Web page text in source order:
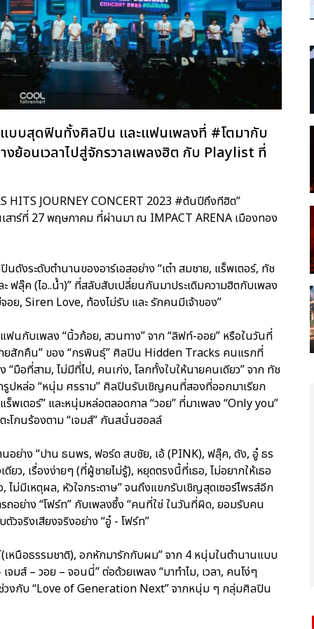
บบสุดฟินทั้งศิลปิน และแฟนเพลงที่ #โตมากับ
งย้อนเวลาไปสู่จักรวาลเพลงฮิต กับ Playlist ที่
JOURNEY CONCERT 2023 #ต้นปีถึงทีฮิต”
สาร์ที่ 27 พฤษภาคม ที่ผ่านมา ณ IMPACT ARENA เมืองทอง
งระดับตำนานของอาร์เอสอย่าง “เต๋า สมชาย, แร็พเตอร์, ทัช
ลุ๊ค (ไอ..น้ำ)” ที่สลับสับเปลี่ยนกันมาประเดิมความฮิตกับเพลง
ย, Siren Love, ท้องไม่รับ และ รักคนมีเจ้าของ”
นกับเพลง “นิ้วก้อย, สวนทาง” จาก “ลิฟท์-ออย” หรือในวันที่
ยสักคืน” ของ “กรพินธุ์” ศิลปิน Hidden Tracks คนแรกที่
“มือที่สาม, ไม่มีที่ไป, คนเก่ง, โลกทั้งใบให้นายคนเดียว” จาก ทัช
กรูปหล่อ “หนุ่ม ศรราม” ศิลปินรับเชิญคนที่สองที่ออกมาเรียก
พเตอร์” และหนุ่มหล่อตลอดกาล “วอย” ที่มาเพลง “Only you”
ะโกนร้องตาม “เจมส์” กันสนั่นฮอลล์
อย่าง “ปาน ธนพร, ฟอร์ด สบชัย, เอ้ (PINK), ฟลุ๊ค, ดัง, อู๋ ธร
, เรื่องง่ายๆ (ที่ผู้ชายไม่รู้), หยุดตรงนี้ที่เธอ, ไม่อยากให้เธอ
ม่มีเหตุผล, หัวใจกระดาษ” จนถึงแขกรับเชิญสุดเซอร์ไพรส์อีก
ถอย่าง “โฟร์ท” กับเพลงซึ้ง “คนที่ใช่ ในวันที่ผิด, ยอมรับคน
วจริงเสียงจริงอย่าง “อู๋ - โฟร์ท”
หนือธรรมชาติ), อกหักมารักกับผม” จาก 4 หนุ่มในตำนานแบบ
มส์ – วอย – จอนนี่” ต่อด้วยเพลง “มาทำไม, เวลา, คนโง่ๆ
ช่วงกับ “Love of Generation Next” จากหนุ่ม ๆ กลุ่มศิลปิน